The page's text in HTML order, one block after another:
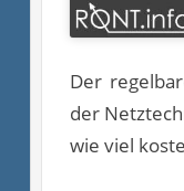
Der
der
wie viel